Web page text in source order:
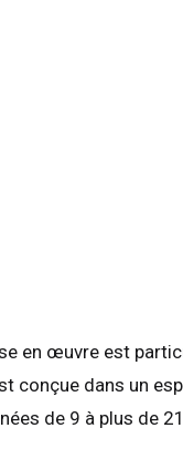
en œuvre est
conçue dans un
de 9 à plus de